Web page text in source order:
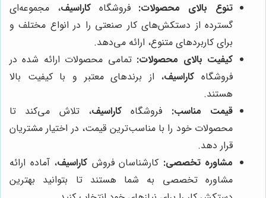
تنوع بالای محصولات: فروشگاهکاراسیف، مجموعه‌ای
گسترده از دستکش‌های کار صنعتی را در انواع مختلف و
برای کاربردهای متنوع، ارائه می‌دهد.
کیفیت بالای محصولات: تمامی محصولات ارائه شده در
فروشگاه کاراسیف، از برندهای معتبر و با کیفیت بالا
هستند.
قیمت مناسب: فروشگاه کاراسیف، تلاش می‌کند تا
محصولات خود را با مناسب‌ترین قیمت، در اختیار مشتریان
قرار دهد.
مشاوره تخصصی: کارشناسان فروش کاراسیف، آماده ارائه
مشاوره تخصصی به شما هستند تا بتوانید بهترین